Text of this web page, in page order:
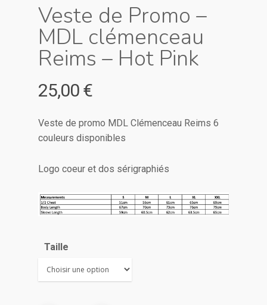
Veste de Promo –
MDL clémenceau
Reims – Hot Pink
25,00 €
Veste de promo MDL Clémenceau Reims 6
couleurs disponibles
Logo coeur et dos sérigraphiés
Taille